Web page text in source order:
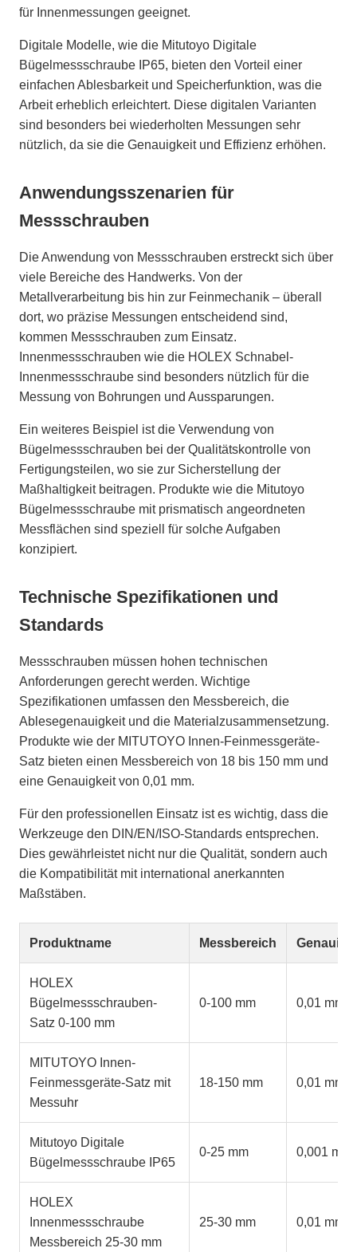
für Innenmessungen geeignet.
Digitale Modelle, wie die Mitutoyo Digitale
Bügelmessschraube IP65, bieten den Vorteil einer
einfachen Ablesbarkeit und Speicherfunktion, was die
Arbeit erheblich erleichtert. Diese digitalen Varianten
sind besonders bei wiederholten Messungen sehr
nützlich, da sie die Genauigkeit und Effizienz erhöhen.
Anwendungsszenarien für
Messschrauben
Die Anwendung von Messschrauben erstreckt sich über
viele Bereiche des Handwerks. Von der
Metallverarbeitung bis hin zur Feinmechanik – überall
dort, wo präzise Messungen entscheidend sind,
kommen Messschrauben zum Einsatz.
Innenmessschrauben wie die HOLEX Schnabel-
Innenmessschraube sind besonders nützlich für die
Messung von Bohrungen und Aussparungen.
Ein weiteres Beispiel ist die Verwendung von
Bügelmessschrauben bei der Qualitätskontrolle von
Fertigungsteilen, wo sie zur Sicherstellung der
Maßhaltigkeit beitragen. Produkte wie die Mitutoyo
Bügelmessschraube mit prismatisch angeordneten
Messflächen sind speziell für solche Aufgaben
konzipiert.
Technische Spezifikationen und
Standards
Messschrauben müssen hohen technischen
Anforderungen gerecht werden. Wichtige
Spezifikationen umfassen den Messbereich, die
Ablesegenauigkeit und die Materialzusammensetzung.
Produkte wie der MITUTOYO Innen-Feinmessgeräte-
Satz bieten einen Messbereich von 18 bis 150 mm und
eine Genauigkeit von 0,01 mm.
Für den professionellen Einsatz ist es wichtig, dass die
Werkzeuge den DIN/EN/ISO-Standards entsprechen.
Dies gewährleistet nicht nur die Qualität, sondern auch
die Kompatibilität mit international anerkannten
Maßstäben.
Produktname Messbereich
HOLEX
Bügelmessschrauben-
Satz 0-100 mm
0-100 mm 0,01 mm
MITUTOYO Innen-
Feinmessgeräte-Satz mit
Messuhr
18-150 mm 0,01 mm
Mitutoyo Digitale
Bügelmessschraube IP65
0-25 mm 0,001 mm
HOLEX
Innenmessschraube
Messbereich 25-30 mm
25-30 mm 0,01 mm